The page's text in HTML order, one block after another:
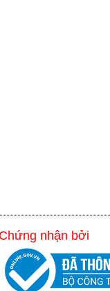
Chứng nhận bởi